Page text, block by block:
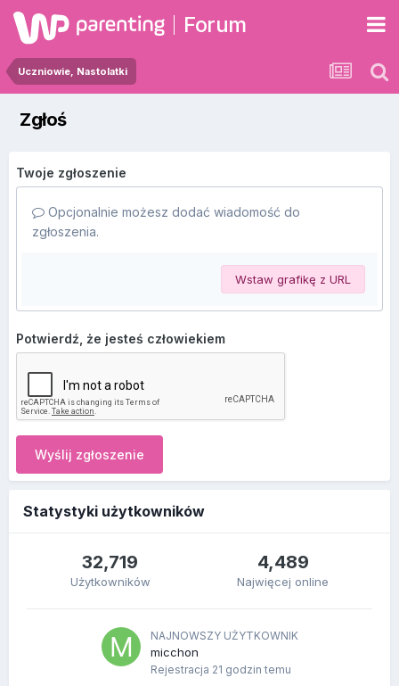
Forum
Uczniowie, Nastolatki
Zgłoś
Twoje zgłoszenie
Opcjonalnie możesz dodać wiadomość do
zgłoszenia.
Wstaw grafikę z URL
Potwierdź, że jesteś człowiekiem
Wyślij zgłoszenie
Statystyki użytkowników
32,719
Użytkowników
4,489
Najwięcej online
NAJNOWSZY UŻYTKOWNIK
micchon
Rejestracja 21 godzin temu